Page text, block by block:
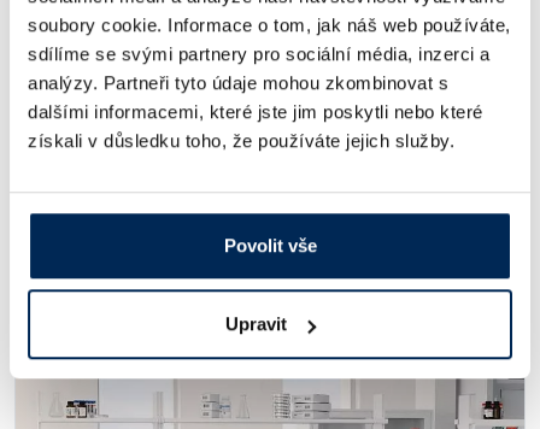
soubory cookie. Informace o tom, jak náš web používáte,
sdílíme se svými partnery pro sociální média, inzerci a
analýzy. Partneři tyto údaje mohou zkombinovat s
dalšími informacemi, které jste jim poskytli nebo které
získali v důsledku toho, že používáte jejich služby.
Povolit vše
Upravit
vody pomocí nefelometrického měření rozptylu světla v terénu
stolní
turbidimetry Turb 750 T a Turb 750 IRpro širokou škálu
aplikací od monitoringu kvality vody přes farmacii až
po průmyslové využití např. v potravinářství nebo u paliv
Termoreaktory:
fosforu a pro mineralizaci při stanovení těžkých kovů